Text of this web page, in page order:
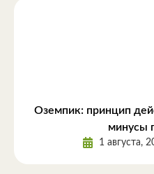
Оземпик: принцип
минусы
1 августа,